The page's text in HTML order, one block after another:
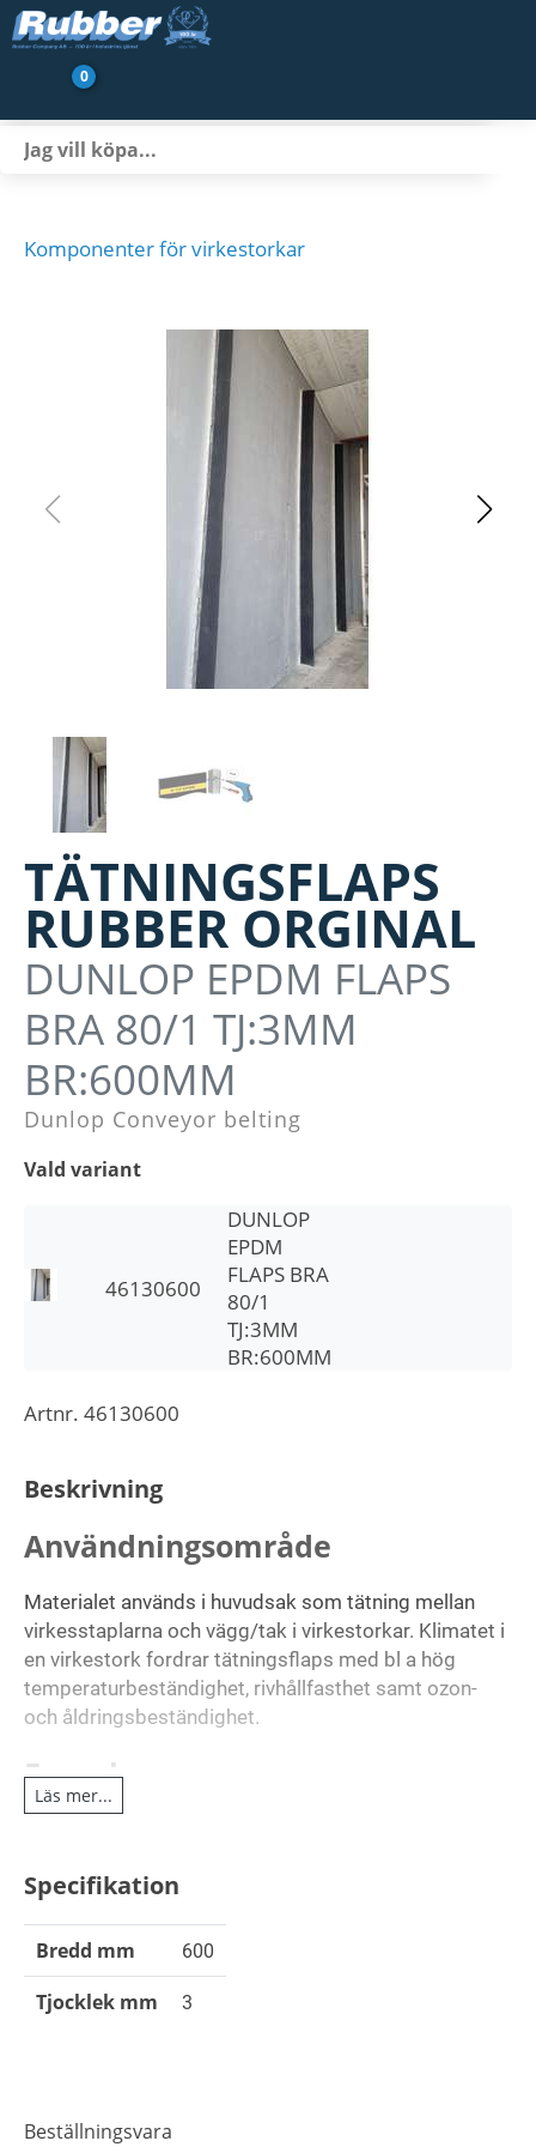
0
Komponenter för virkestorkar
TÄTNINGSFLAPS
RUBBER ORGINAL
DUNLOP EPDM FLAPS
BRA 80/1 TJ:3MM
BR:600MM
Dunlop Conveyor belting
Vald variant
46130600
DUNLOP
EPDM
FLAPS BRA
80/1
TJ:3MM
BR:600MM
Artnr. 46130600
Beskrivning
Användningsområde
Materialet används i huvudsak som tätning mellan
virkesstaplarna och vägg/tak i virkestorkar. Klimatet i
en virkestork fordrar tätningsflaps med bl a hög
temperaturbeständighet, rivhållfasthet samt ozon-
och åldringsbeständighet.
Egenskaper
styrka, smidighet och uthållighet som krävs för att
Teknisk beskrivning
Läs mer...
Specifikation
Bredd mm 600
Tjocklek mm 3
Beställningsvara